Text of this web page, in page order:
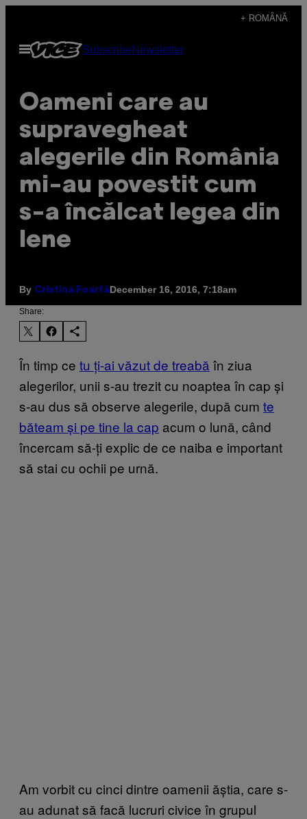
content
+ ROMÂNĂ
Open
Menu
SubscribeNewsletter
Oameni care au
supravegheat
alegerile din România
mi-au povestit cum
s-a încălcat legea din
lene
By Cristina FoarfăDecember 16, 2016, 7:18am
Share:
În timp ce tu ți-ai văzut de treabă în ziua
alegerilor, unii s-au trezit cu noaptea în cap și
s-au dus să observe alegerile, după cum te
băteam și pe tine la cap acum o lună, când
încercam să-ți explic de ce naiba e important
să stai cu ochii pe urnă.
Am vorbit cu cinci dintre oamenii ăștia, care s-
au adunat să facă lucruri civice în grupul